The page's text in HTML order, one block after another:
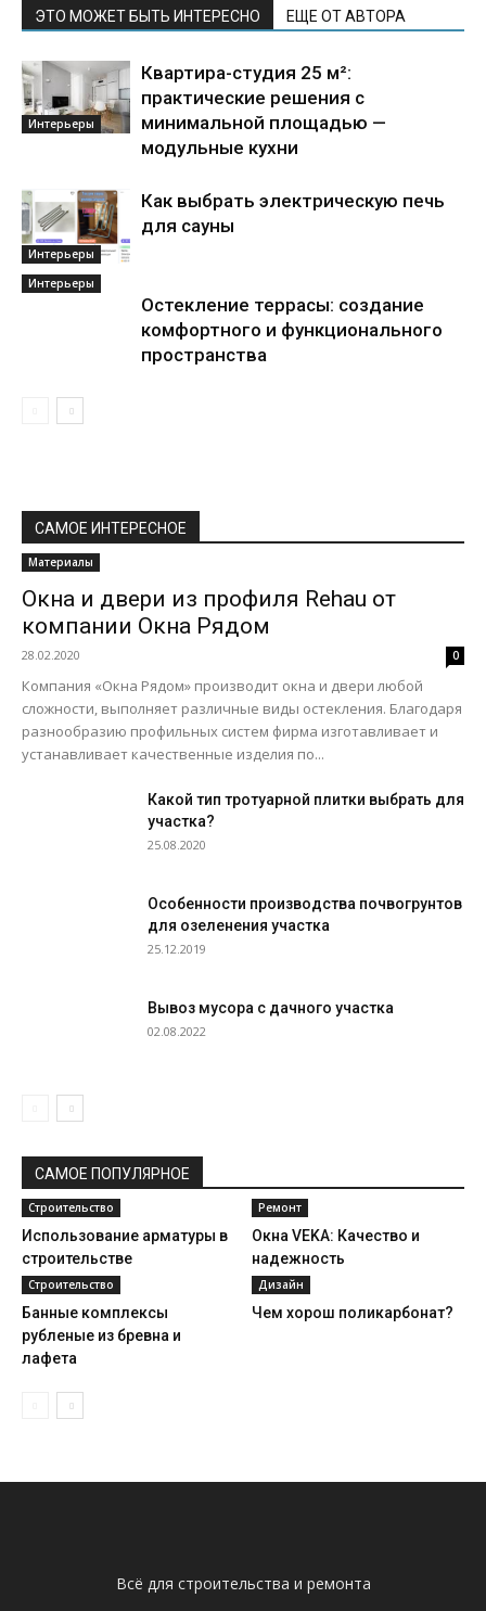
ЭТО МОЖЕТ БЫТЬ ИНТЕРЕСНО ЕЩЕ ОТ АВТОРА
Интерьеры
Квартира-студия 25 м²:
практические решения с
минимальной площадью —
модульные кухни
Интерьеры
Как выбрать электрическую печь
для сауны
Интерьеры
Остекление террасы: создание
комфортного и функционального
пространства
САМОЕ ИНТЕРЕСНОЕ
Материалы
Окна и двери из профиля Rehau от
компании Окна Рядом
28.02.2020 0
Компания «Окна Рядом» производит окна и двери любой
сложности, выполняет различные виды остекления. Благодаря
разнообразию профильных систем фирма изготавливает и
устанавливает качественные изделия по...
Какой тип тротуарной плитки выбрать для
участка?
25.08.2020
Особенности производства почвогрунтов
для озеленения участка
25.12.2019
Вывоз мусора с дачного участка
02.08.2022
САМОЕ ПОПУЛЯРНОЕ
Строительство
Использование арматуры в
строительстве
Ремонт
Окна VEKA: Качество и
надежность
Строительство
Банные комплексы
рубленые из бревна и
лафета
Дизайн
Чем хорош поликарбонат?
Всё для строительства и ремонта